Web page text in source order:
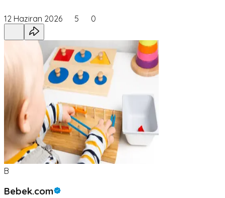
12 Haziran 2026 5 0
B
Bebek.com